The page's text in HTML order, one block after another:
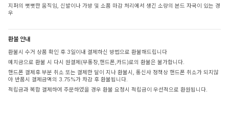
지퍼의 뻣뻣한 움직임, 신발이나 가방 및 소품 마감 처리에서 생긴 소량의 본드 자국이 있는 경
우
환불 안내
환불시 수거 상품 확인 후 3일이내 결제하신 방법으로 환불해드립니다
예치금으로 환불 시 다시 원결제(무통장,핸드폰,카드)로의 환불은 불가합니다.
핸드폰 결제후 부분 취소 또는 결제한 달이 지나 환불시, 통신사 정책상 핸드폰 취소가 되지않
아 반품시 결제금액의 3.75%가 차감 후 환불됩니다.
적립금과 복합 결제하여 주문하였을 경우 환불 요청시 적립금이 우선적으로 환원됩니다.